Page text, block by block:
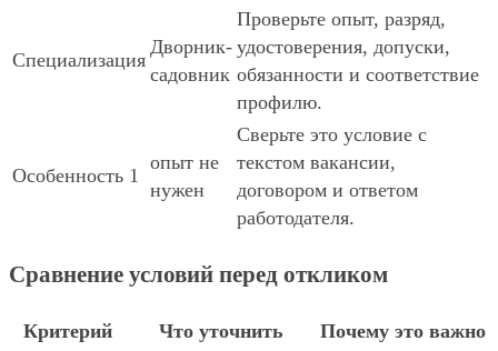
Специализация
Дворник-
садовник
Проверьте опыт, разряд,
удостоверения, допуски,
обязанности и соответствие
профилю.
Особенность 1
опыт не
нужен
Сверьте это условие с
текстом вакансии,
договором и ответом
работодателя.
Сравнение условий перед откликом
Критерий Что уточнить Почему это важно